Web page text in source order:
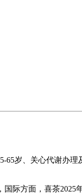
岁、关心代谢办理
际方面，喜茶2025